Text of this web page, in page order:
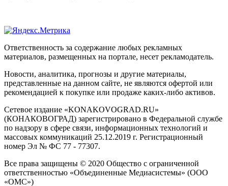
Ответственность за содержание любых рекламных
материалов, размещенных на портале, несет рекламодатель.
Новости, аналитика, прогнозы и другие материалы,
представленные на данном сайте, не являются офертой или
рекомендацией к покупке или продаже каких-либо активов.
Сетевое издание «KONAKOVOGRAD.RU»
(КОНАКОВОГРАД) зарегистрировано в Федеральной службе
по надзору в сфере связи, информационных технологий и
массовых коммуникаций 25.12.2019 г. Регистрационный
номер Эл № ФС 77 - 77307.
Все права защищены © 2020 Общество с ограниченной
ответственностью «Объединенные Медиасистемы» (ООО
«ОМС»)